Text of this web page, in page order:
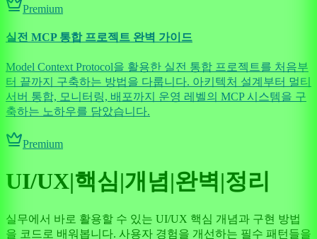
Premium
실전 MCP 통합 프로젝트 완벽 가이드
Model Context Protocol을 활용한 실전 통합 프로젝트를 처음부
터 끝까지 구축하는 방법을 다룹니다. 아키텍처 설계부터 멀티
서버 통합, 모니터링, 배포까지 운영 레벨의 MCP 시스템을 구
축하는 노하우를 담았습니다.
Premium
UI/UX|핵심|개념|완벽|정리
실무에서 바로 활용할 수 있는 UI/UX 핵심 개념과 구현 방법
을 코드로 배워봅니다. 사용자 경험을 개선하는 필수 패턴들을